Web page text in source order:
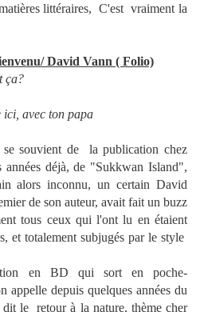
littéraires, C'est vraiment la
David Vann ( Folio)
ça?
ici, avec ton papa
souvient de la publication chez
déjà, de "Sukkwan Island",
alors inconnu, un certain David
de son auteur, avait fait un buzz
tous ceux qui l'ont lu en étaient
et totalement subjugés par le style
en BD qui sort en poche-
appelle depuis quelques années du
le retour à la nature, thème cher